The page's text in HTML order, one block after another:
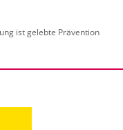
ist ge­leb­te Prä­ven­ti­on